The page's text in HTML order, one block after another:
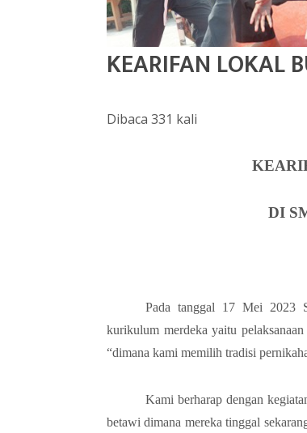
KEARIFAN LOKAL
Dibaca 331 kali
DI
Pada tanggal 17 Mei 2023
kurikulum merdeka yaitu
“dimana kami memilih tradisi
Kami berharap dengan
betawi dimana mereka tinggal